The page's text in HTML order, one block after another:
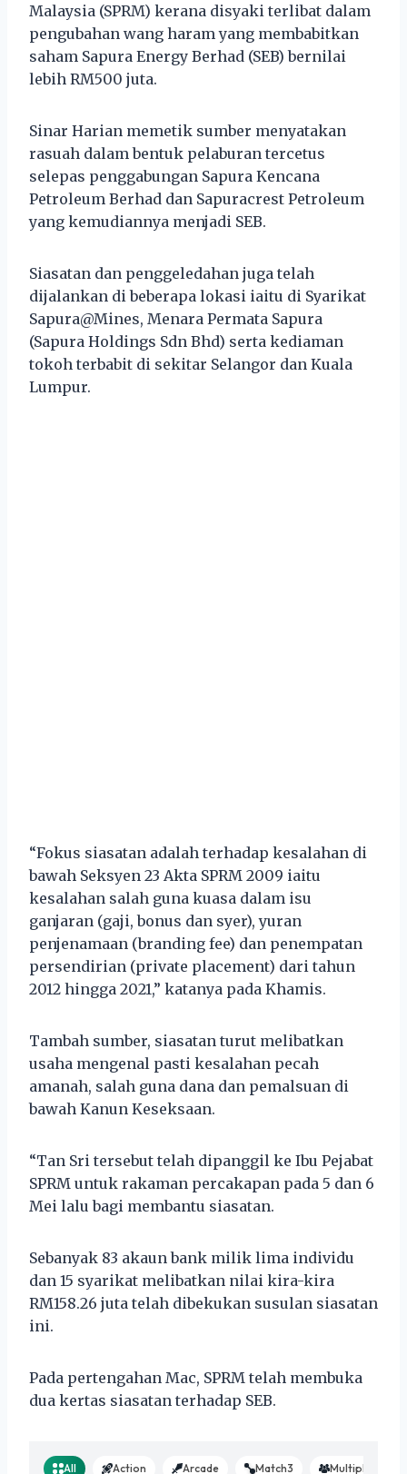
Malaysia (SPRM) kerana disyaki terlibat dalam
pengubahan wang haram yang membabitkan
saham Sapura Energy Berhad (SEB) bernilai
lebih RM500 juta.
Sinar Harian memetik sumber menyatakan
rasuah dalam bentuk pelaburan tercetus
selepas penggabungan Sapura Kencana
Petroleum Berhad dan Sapuracrest Petroleum
yang kemudiannya menjadi SEB.
Siasatan dan penggeledahan juga telah
dijalankan di beberapa lokasi iaitu di Syarikat
Sapura@Mines, Menara Permata Sapura
(Sapura Holdings Sdn Bhd) serta kediaman
tokoh terbabit di sekitar Selangor dan Kuala
Lumpur.
“Fokus siasatan adalah terhadap kesalahan di
bawah Seksyen 23 Akta SPRM 2009 iaitu
kesalahan salah guna kuasa dalam isu
ganjaran (gaji, bonus dan syer), yuran
penjenamaan (branding fee) dan penempatan
persendirian (private placement) dari tahun
2012 hingga 2021,” katanya pada Khamis.
Tambah sumber, siasatan turut melibatkan
usaha mengenal pasti kesalahan pecah
amanah, salah guna dana dan pemalsuan di
bawah Kanun Keseksaan.
“Tan Sri tersebut telah dipanggil ke Ibu Pejabat
SPRM untuk rakaman percakapan pada 5 dan 6
Mei lalu bagi membantu siasatan.
Sebanyak 83 akaun bank milik lima individu
dan 15 syarikat melibatkan nilai kira-kira
RM158.26 juta telah dibekukan susulan siasatan
ini.
Pada pertengahan Mac, SPRM telah membuka
dua kertas siasatan terhadap SEB.